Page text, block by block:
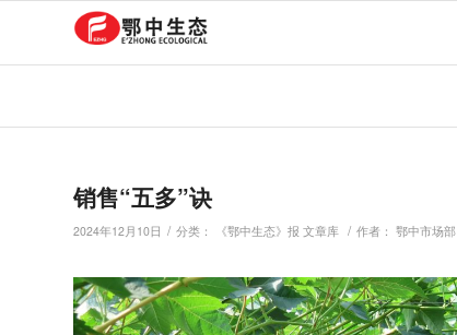
销售“五多”诀
2024年12月10日 / 分类： 《鄂中生态》报 文章库 / 作者： 鄂中市场部